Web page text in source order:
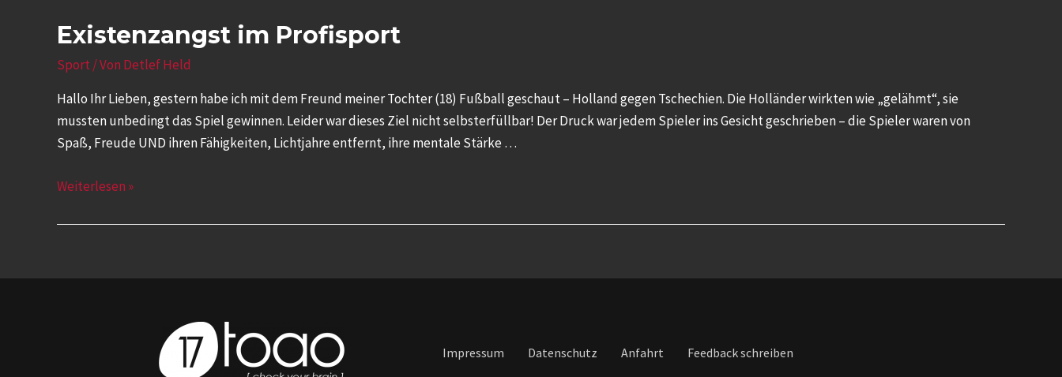
Existenzangst im Profisport
Sport / Von Detlef Held
Hallo Ihr Lieben, gestern habe ich mit dem Freund meiner Tochter (18) Fußball geschaut – Holland gegen Tschechien. Die Holländer wirkten wie „gelähmt“, sie
mussten unbedingt das Spiel gewinnen. Leider war dieses Ziel nicht selbsterfüllbar! Der Druck war jedem Spieler ins Gesicht geschrieben – die Spieler waren von
Spaß, Freude UND ihren Fähigkeiten, Lichtjahre entfernt, ihre mentale Stärke …
Weiterlesen »
Impressum Datenschutz Anfahrt Feedback schreiben